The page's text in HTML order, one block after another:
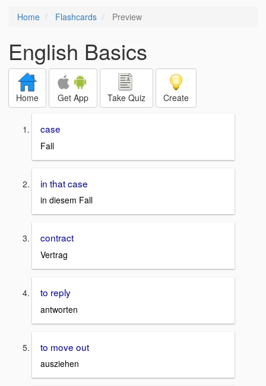
Home Flashcards Preview
English Basics
Home Get App Take Quiz Create
case
Fall
in that case
in diesem Fall
contract
Vertrag
to reply
antworten
to move out
ausziehen